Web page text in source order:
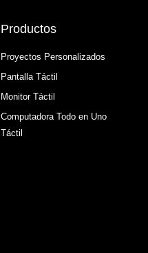
Productos
Proyectos Personalizados
Pantalla Táctil
Monitor Táctil
Computadora Todo en Uno
Táctil